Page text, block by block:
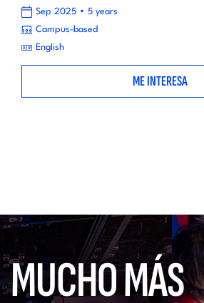
Sep 2025 • 5 years
Campus-based
English
ME INTERESA
MUCHO MÁS